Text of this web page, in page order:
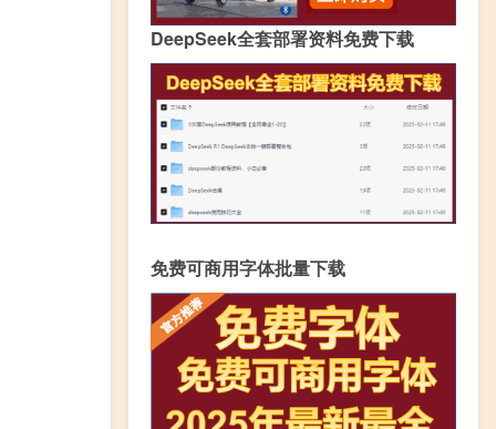
DeepSeek全套部署资料免费下载
免费可商用字体批量下载